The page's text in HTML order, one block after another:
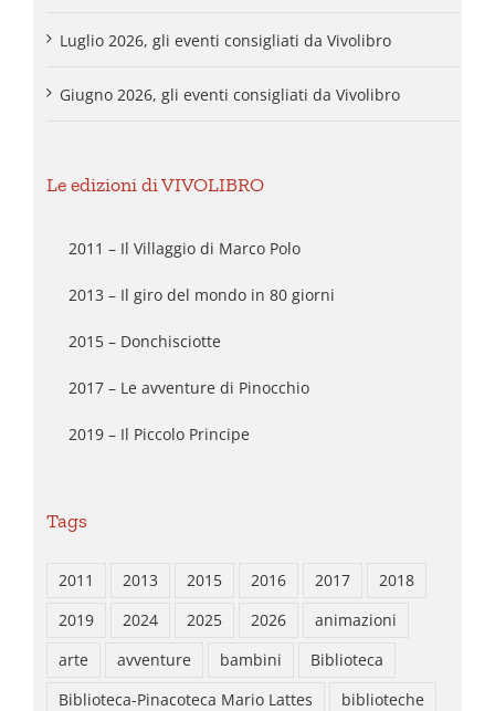
Luglio 2026, gli eventi consigliati da Vivolibro
Giugno 2026, gli eventi consigliati da Vivolibro
Le edizioni di VIVOLIBRO
2011 – Il Villaggio di Marco Polo
2013 – Il giro del mondo in 80 giorni
2015 – Donchisciotte
2017 – Le avventure di Pinocchio
2019 – Il Piccolo Principe
Tags
2011 2013 2015 2016 2017
2018
2019
2024 2025 2026
animazioni
arte
avventure bambini
Biblioteca
Biblioteca-Pinacoteca Mario Lattes
biblioteche